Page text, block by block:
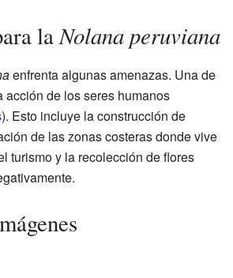
laNolana peruviana
enfrenta algunas amenazas. Una de
acción de los seres humanos
). Esto incluye la construcción de
de las zonas costeras donde vive
turismo y la recolección de flores